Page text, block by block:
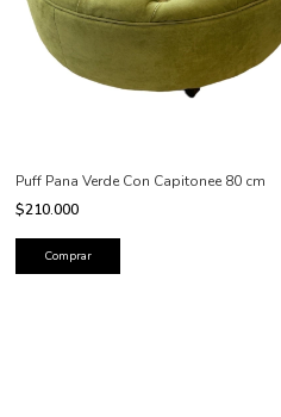
Puff Pana Verde Con Capitonee 80 cm
$210.000